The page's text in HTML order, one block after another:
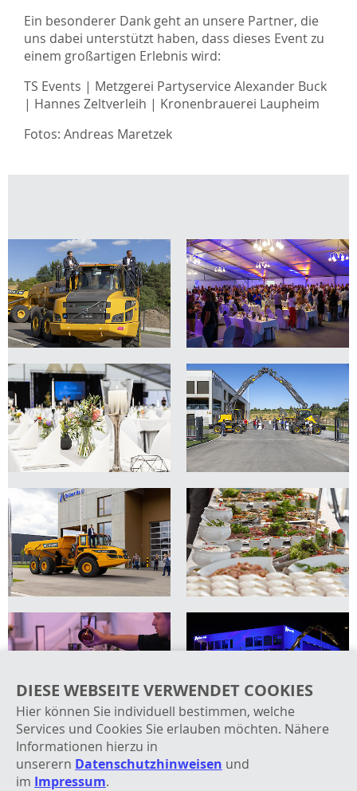
Ein besonderer Dank geht an unsere Partner, die
uns dabei unterstützt haben, dass dieses Event zu
einem großartigen Erlebnis wird:
TS Events | Metzgerei Partyservice Alexander Buck
| Hannes Zeltverleih | Kronenbrauerei Laupheim
Fotos: Andreas Maretzek
DIESE WEBSEITE VERWENDET COOKIES
Hier können Sie individuell bestimmen, welche
Services und Cookies Sie erlauben möchten. Nähere
Informationen hierzu in
unserern Datenschutzhinweisen und
im Impressum.